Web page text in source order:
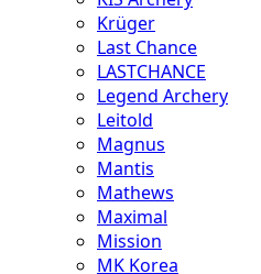
Krüger
Last Chance
LASTCHANCE
Legend Archery
Leitold
Magnus
Mantis
Mathews
Maximal
Mission
MK Korea